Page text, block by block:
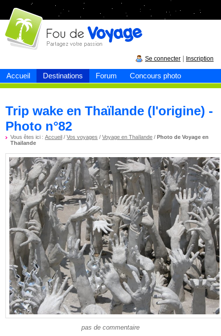
Accueil Destinations Forum Concours photo
Fou devoyage
Se connecter Inscription
Trip wake en Thaïlande (l'origine) -
Photo n°82
Vous êtes ici :Accueil /Vos voyages /Voyage en Thaïlande /Photo de Voyage en
Thaïlande
pas de commentaire